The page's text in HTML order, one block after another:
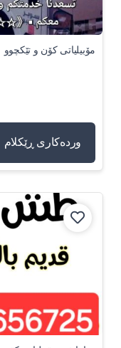
مۆبیلیاتی کۆن و تێکچوو
وردەکاری ڕێکلام